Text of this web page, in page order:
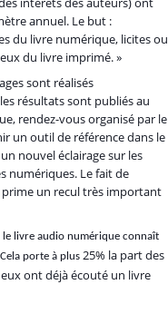
annuel. Le but :
du livre numérique, licites ou
du livre imprimé. »
sont réalisés
résultats sont publiés au
rendez-vous organisé par le
un outil de référence dans le
nouvel éclairage sur les
numériques. Le fait de
prime un recul très important
le livre audio numérique connaît
porte à plus 25% la part des
ont déjà écouté un livre